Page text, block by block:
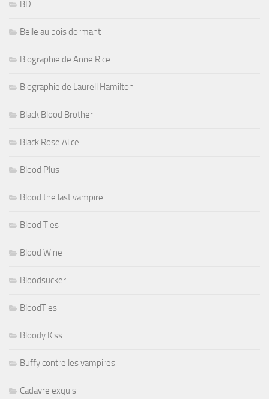
BD
Belle au bois dormant
Biographie de Anne Rice
Biographie de Laurell Hamilton
Black Blood Brother
Black Rose Alice
Blood Plus
Blood the last vampire
Blood Ties
Blood Wine
Bloodsucker
BloodTies
Bloody Kiss
Buffy contre les vampires
Cadavre exquis